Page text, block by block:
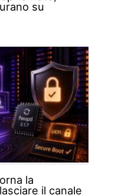
su
la
il canale